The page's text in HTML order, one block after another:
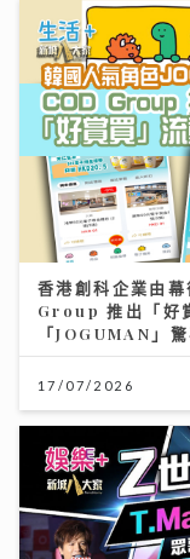
香港創科企業由
Group 推出「好
「JOGUMAN」
17/07/2026